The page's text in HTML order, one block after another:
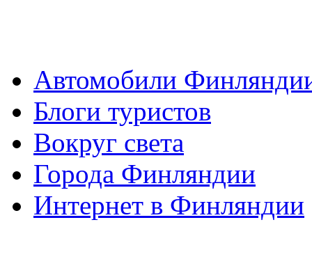
Автомобили
Блоги туристов
Вокруг света
Города Финляндии
Интернет в Финляндии